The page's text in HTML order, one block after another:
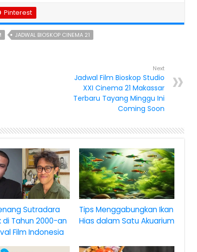
Pinterest
JADWAL BIOSKOP CINEMA 21
Next
Jadwal Film Bioskop Studio
XXI Cinema 21 Makassar
Terbaru Tayang Minggu Ini
Coming Soon
Sutradara
di Tahun 2000-an
Film Indonesia
Tips Menggabungkan Ikan
Hias dalam Satu Akuarium